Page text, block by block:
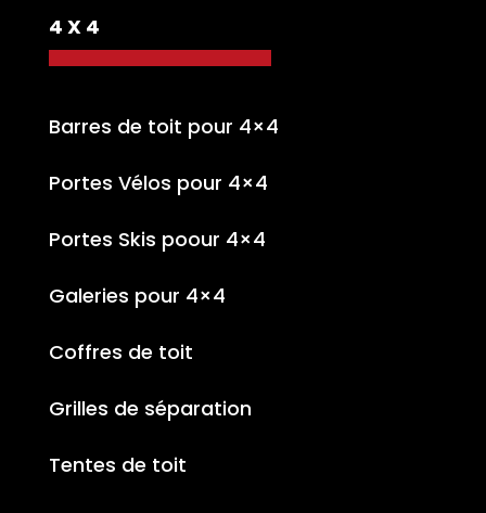
4 X 4
Barres de toit pour 4×4
Portes Vélos pour 4×4
Portes Skis poour 4×4
Galeries pour 4×4
Coffres de toit
Grilles de séparation
Tentes de toit